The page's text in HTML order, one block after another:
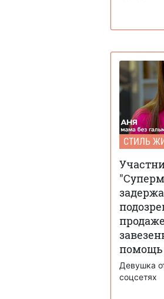
СТИЛЬ
помощь
Девушка
соцсетях